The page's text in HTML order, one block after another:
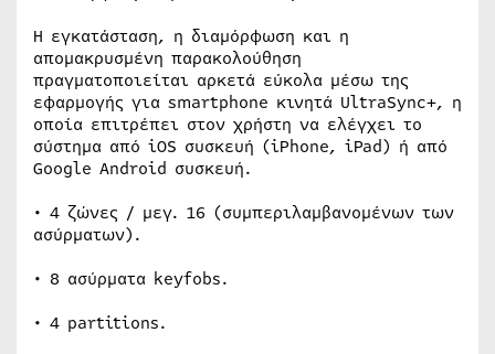
Η εγκατάσταση, η διαμόρφωση και η
απομακρυσμένη παρακολούθηση
πραγματοποιείται αρκετά εύκολα μέσω της
εφαρμογής για smartphone κινητά UltraSync+, η
οποία επιτρέπει στον χρήστη να ελέγχει το
σύστημα από iOS συσκευή (iPhone, iPad) ή από
Google Android συσκευή.
• 4 ζώνες / μεγ. 16 (συμπεριλαμβανομένων των
ασύρματων).
• 8 ασύρματα keyfobs.
• 4 partitions.